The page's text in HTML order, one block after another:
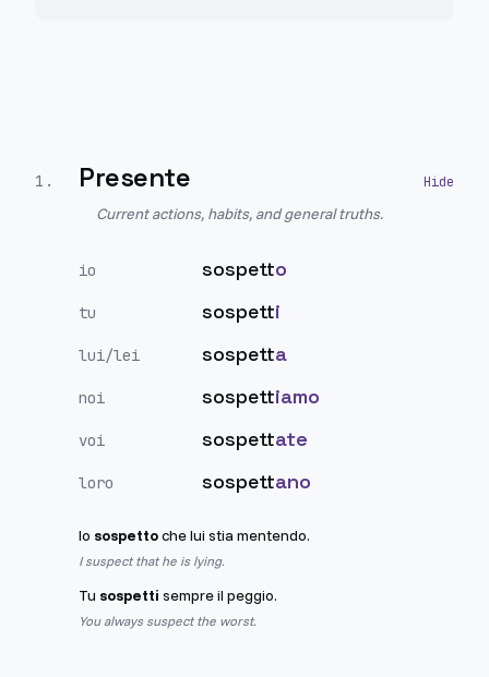
1 . Presente
Current actions, habits, and general truths.
io sospetto
tu sospetti
lui/lei sospetta
noi sospettiamo
voi sospettate
loro sospettano
Io sospettoche lui stia mentendo.
I suspect that he is lying.
Tu sospetti sempre il peggio.
You always suspect the worst.